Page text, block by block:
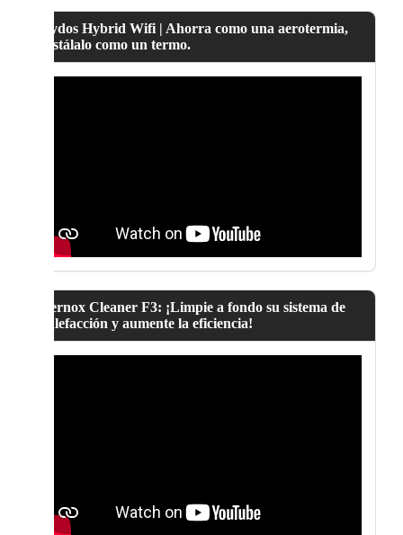
Lydos Hybrid Wifi | Ahorra como una aerotermia,
instálalo como un termo.
Fernox Cleaner F3: ¡Limpie a fondo su sistema de
calefacción y aumente la eficiencia!